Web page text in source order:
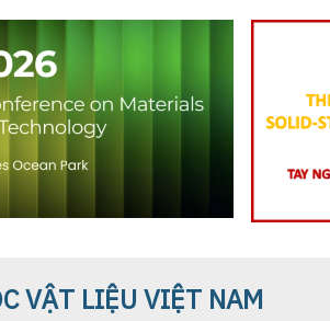
VẬT LIỆU VIỆT NAM